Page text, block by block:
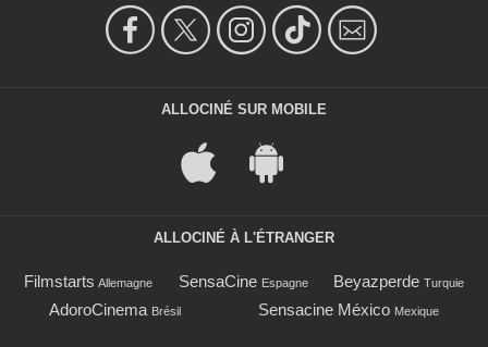
ALLOCINÉ SUR MOBILE
ALLOCINÉ À L'ÉTRANGER
Filmstarts Allemagne SensaCine Espagne Beyazperde Turquie
AdoroCinema Brésil Sensacine México Mexique